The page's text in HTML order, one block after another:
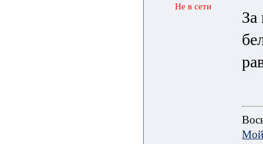
Не в сети
За